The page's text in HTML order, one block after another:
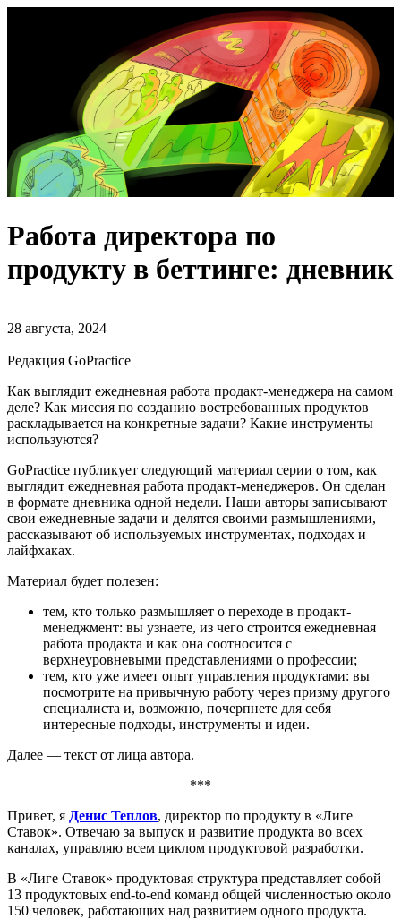
Работа директора по
продукту в беттинге: дневник
28 августа, 2024
Редакция GoPractice
Как выглядит ежедневная работа продакт-менеджера на самом
деле? Как миссия по созданию востребованных продуктов
раскладывается на конкретные задачи? Какие инструменты
используются?
GoPractice публикует следующий материал серии о том, как
выглядит ежедневная работа продакт-менеджеров. Он сделан
в формате дневника одной недели. Наши авторы записывают
свои ежедневные задачи и делятся своими размышлениями,
рассказывают об используемых инструментах, подходах и
лайфхаках.
Материал будет полезен:
тем, кто только размышляет о переходе в продакт-
менеджмент: вы узнаете, из чего строится ежедневная
работа продакта и как она соотносится с
верхнеуровневыми представлениями о профессии;
тем, кто уже имеет опыт управления продуктами: вы
посмотрите на привычную работу через призму другого
специалиста и, возможно, почерпнете для себя
интересные подходы, инструменты и идеи.
Далее — текст от лица автора.
***
Привет, я Денис Теплов, директор по продукту в «Лиге
Ставок». Отвечаю за выпуск и развитие продукта во всех
каналах, управляю всем циклом продуктовой разработки.
В «Лиге Ставок» продуктовая структура представляет собой
13 продуктовых end-to-end команд общей численностью около
150 человек, работающих над развитием одного продукта.